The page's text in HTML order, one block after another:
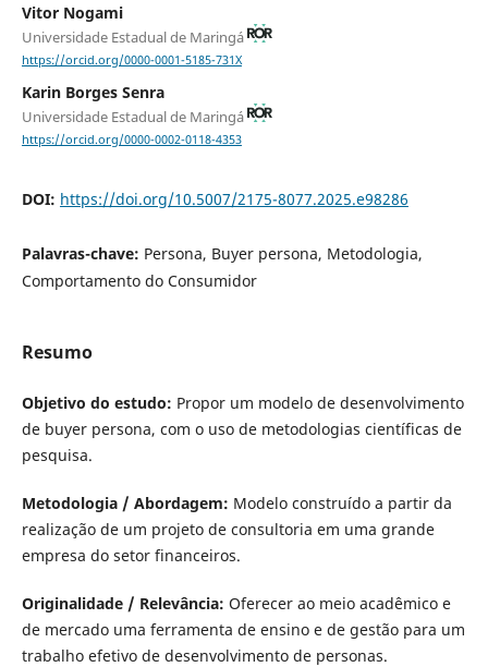
Vitor Nogami
Universidade Estadual de Maringá
https://orcid.org/0000-0001-5185-731X
Karin Borges Senra
Universidade Estadual de Maringá
https://orcid.org/0000-0002-0118-4353
DOI: https://doi.org/10.5007/2175-8077.2025.e98286
Palavras-chave: Persona, Buyer persona, Metodologia,
Comportamento do Consumidor
Resumo
Objetivo do estudo: Propor um modelo de desenvolvimento
de buyer persona, com o uso de metodologias científicas de
pesquisa.
Metodologia / Abordagem: Modelo construído a partir da
realização de um projeto de consultoria em uma grande
empresa do setor financeiros.
Originalidade / Relevância: Oferecer ao meio acadêmico e
de mercado uma ferramenta de ensino e de gestão para um
trabalho efetivo de desenvolvimento de personas.